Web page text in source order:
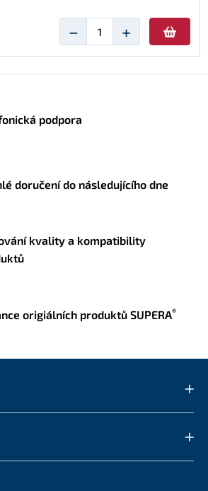
− +
podpora
doručení do následujícího dne
kvality a kompatibility
origiálních produktů SUPERA®